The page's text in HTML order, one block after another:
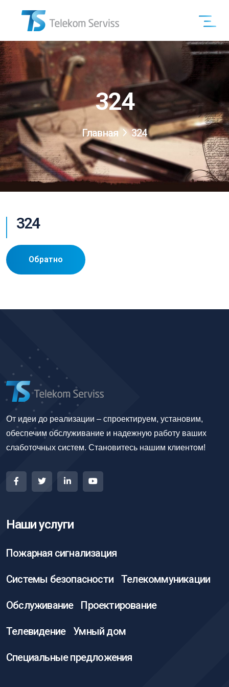
324
Главная 324
324
Обратно
От идеи до реализации – спроектируем, установим,
обеспечим обслуживание и надежную работу ваших
слаботочных систем. Становитесь нашим клиентом!
Наши услуги
Пожарная сигнализация
Системы безопасности Телекоммуникации
Обслуживание Проектирование
Телевидение Умный дом
Специальные предложения